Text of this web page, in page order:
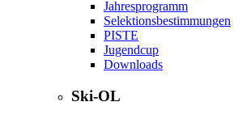
Jahresprogramm
Selektionsbestimmungen
PISTE
Jugendcup
Downloads
Ski-OL